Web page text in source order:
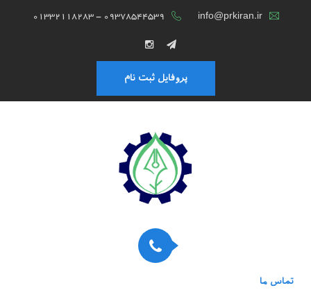
01332118283 - 09378544539 info@prkiran.ir
پروفایل ثبت نام
تماس ما